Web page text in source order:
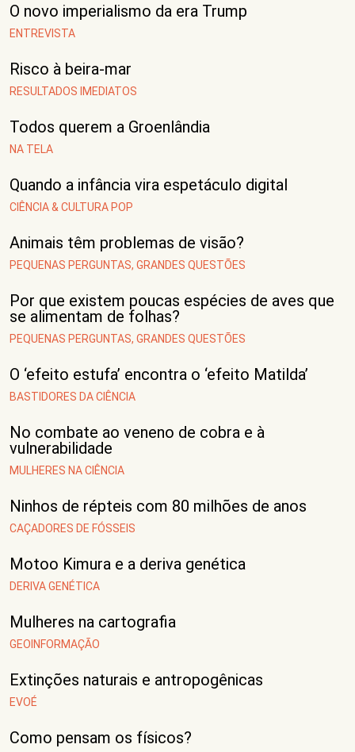
O novo imperialismo da era Trump
ENTREVISTA
Risco à beira-mar
RESULTADOS IMEDIATOS
Todos querem a Groenlândia
NA TELA
Quando a infância vira espetáculo digital
CIÊNCIA & CULTURA POP
Animais têm problemas de visão?
PEQUENAS PERGUNTAS, GRANDES QUESTÕES
Por que existem poucas espécies de aves que
se alimentam de folhas?
PEQUENAS PERGUNTAS, GRANDES QUESTÕES
O ‘efeito estufa’ encontra o ‘efeito Matilda’
BASTIDORES DA CIÊNCIA
No combate ao veneno de cobra e à
vulnerabilidade
MULHERES NA CIÊNCIA
Ninhos de répteis com 80 milhões de anos
CAÇADORES DE FÓSSEIS
Motoo Kimura e a deriva genética
DERIVA GENÉTICA
Mulheres na cartografia
GEOINFORMAÇÃO
Extinções naturais e antropogênicas
EVOÉ
Como pensam os físicos?